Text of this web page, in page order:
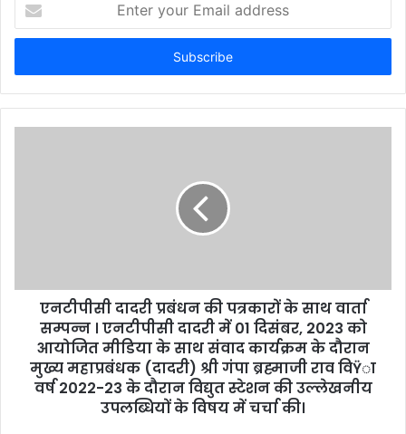
your
Email
एनटीपीसी दादरी प्रबंधन की पत्रकारों के साथ वार्ता
सम्पन्न । एनटीपीसी दादरी में 01 दिसंबर, 2023 को
आयोजित मीडिया के साथ संवाद कार्यक्रम के दौरान
मुख्य महाप्रबंधक (दादरी) श्री गंपा ब्रह्माजी राव विŸा
वर्ष 2022-23 के दौरान विद्युत स्टेशन की उल्लेखनीय
उपलब्धियों के विषय में चर्चा की।